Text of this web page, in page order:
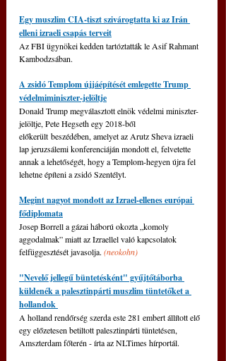
Egy muszlim CIA-tiszt szivárogtatta ki az Irán
elleni izraeli csapás terveit
Az FBI ügynökei kedden tartóztatták le Asif Rahmant
Kambodzsában.
A zsidó Templom újjáépítését emlegette Trump
védelmiminiszter-jelöltje
Donald Trump megválasztott elnök védelmi miniszter-
jelöltje, Pete Hegseth egy 2018-ből
előkerült beszédében, amelyet az Arutz Sheva izraeli
lap jeruzsálemi konferenciáján mondott el, felvetette
annak a lehetőségét, hogy a Templom-hegyen újra fel
lehetne építeni a zsidó Szentélyt.
Megint nagyot mondott az Izrael-ellenes európai
fődiplomata
Josep Borrell a gázai háború okozta „komoly
aggodalmak” miatt az Izraellel való kapcsolatok
felfüggesztését javasolja. (neokohn)
"Nevelő jellegű büntetésként" gyűjtőtáborba
küldenék a palesztinpárti muszlim tüntetőket a
hollandok
A holland rendőrség szerda este 281 embert állított elő
egy előzetesen betiltott palesztinpárti tüntetésen,
Amszterdam főterén - írta az NLTimes hírportál.